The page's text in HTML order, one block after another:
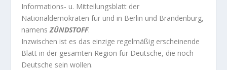
Informations- u. Mitteilungsblatt der
Nationaldemokraten für und in Berlin und Brandenburg,
namensZÜNDSTOFF.
Inzwischen ist es das einzige regelmäßig erscheinende
Blatt in der gesamten Region für Deutsche, die noch
Deutsche sein wollen.